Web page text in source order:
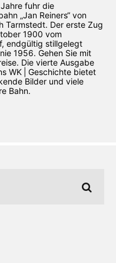
fuhr die
„Jan ­Reiners“ von
Tarmstedt. Der erste Zug
1900 vom
endgültig stillgelegt
1956. Gehen Sie mit
Die vierte Ausgabe
WK | Geschichte bietet
Bilder und viele
Bahn.